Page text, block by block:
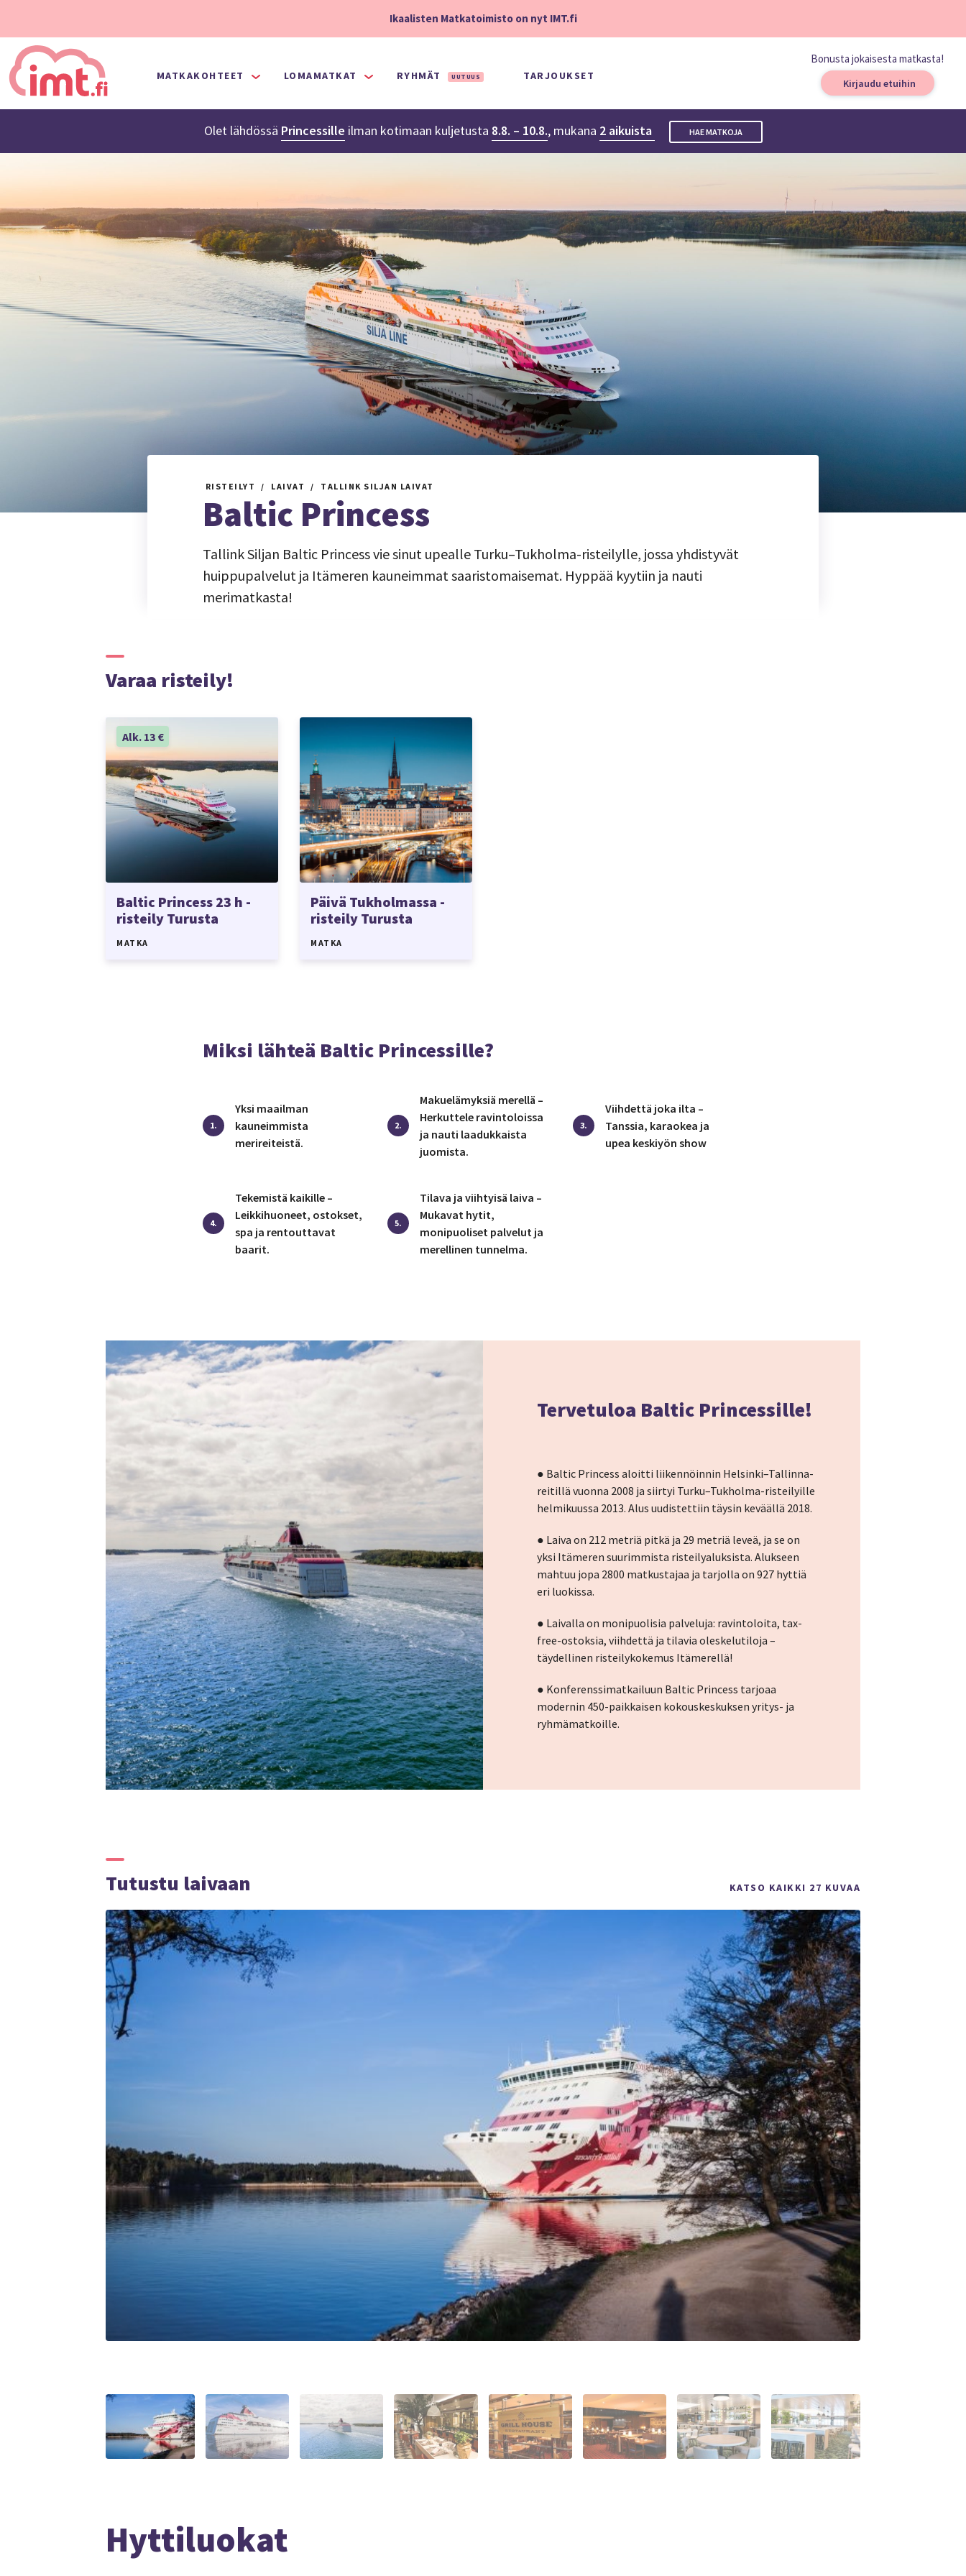
Ikaalisten Matkatoimisto on nyt IMT.fi
MATKAKOHTEET LOMAMATKAT RYHMÄT UUTUUS TARJOUKSET
Bonusta jokaisesta matkasta!
Kirjaudu etuihin
Olet lähdössä Princessille ilman kotimaan kuljetusta 8.8. – 10.8., mukana 2 aikuista HAE MATKOJA
RISTEILYT LAIVAT TALLINK SILJAN LAIVAT
Baltic Princess
Tallink Siljan Baltic Princess vie sinut upealle Turku–Tukholma-risteilylle, jossa yhdistyvät
huippupalvelut ja Itämeren kauneimmat saaristomaisemat. Hyppää kyytiin ja nauti
merimatkasta!
Varaa risteily!
Alk. 13 €
Baltic Princess 23 h -
risteily Turusta
MATKA
Päivä Tukholmassa -
risteily Turusta
MATKA
Miksi lähteä Baltic Princessille?
1.
Yksi maailman
kauneimmista
merireiteistä.
2.
Makuelämyksiä merellä –
Herkuttele ravintoloissa
ja nauti laadukkaista
juomista.
3.
Viihdettä joka ilta –
Tanssia, karaokea ja
upea keskiyön show
4.
Tekemistä kaikille –
Leikkihuoneet, ostokset,
spa ja rentouttavat
baarit.
5.
Tilava ja viihtyisä laiva –
Mukavat hytit,
monipuoliset palvelut ja
merellinen tunnelma.
Tervetuloa Baltic Princessille!
● Baltic Princess aloitti liikennöinnin Helsinki–Tallinna-
reitillä vuonna 2008 ja siirtyi Turku–Tukholma-risteilyille
helmikuussa 2013. Alus uudistettiin täysin keväällä 2018.
● Laiva on 212 metriä pitkä ja 29 metriä leveä, ja se on
yksi Itämeren suurimmista risteilyaluksista. Alukseen
mahtuu jopa 2800 matkustajaa ja tarjolla on 927 hyttiä
eri luokissa.
● Laivalla on monipuolisia palveluja: ravintoloita, tax-
free-ostoksia, viihdettä ja tilavia oleskelutiloja –
täydellinen risteilykokemus Itämerellä!
● Konferenssimatkailuun Baltic Princess tarjoaa
modernin 450-paikkaisen kokouskeskuksen yritys- ja
ryhmämatkoille.
Tutustu laivaan KATSO KAIKKI 27 KUVAA
Hyttiluokat